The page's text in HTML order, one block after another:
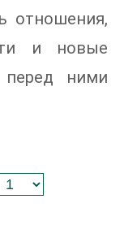
отношения,
и новые
ними